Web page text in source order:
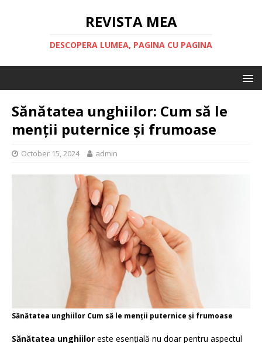
REVISTA MEA
DESCOPERA LUMEA, PAGINA CU PAGINA
Sănătatea unghiilor: Cum să le
menții puternice și frumoase
October 15, 2024 admin
Sănătatea unghiilor Cum să le menții puternice și frumoase
Sănătatea unghiilor este esențială nu doar pentru aspectul